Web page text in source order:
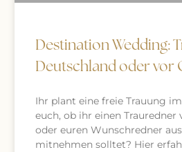
Destination Wedding:
Deutschland oder vor
Ihr plant eine freie Trauung
euch, ob ihr einen Trauredner
oder euren Wunschredner
mitnehmen solltet? Hier